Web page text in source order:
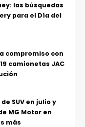
las búsquedas
para el Día del
compromiso con
camionetas JAC
SUV en julio y
MG Motor en
más